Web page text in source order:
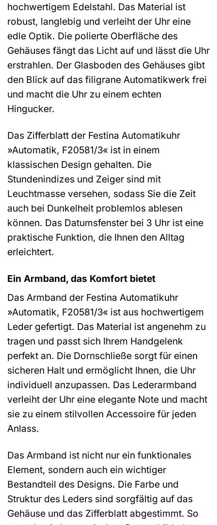
hochwertigem Edelstahl. Das Material ist
robust, langlebig und verleiht der Uhr eine
edle Optik. Die polierte Oberfläche des
Gehäuses fängt das Licht auf und lässt die Uhr
erstrahlen. Der Glasboden des Gehäuses gibt
den Blick auf das filigrane Automatikwerk frei
und macht die Uhr zu einem echten
Hingucker.
Das Zifferblatt der Festina Automatikuhr
»Automatik, F20581/3« ist in einem
klassischen Design gehalten. Die
Stundenindizes und Zeiger sind mit
Leuchtmasse versehen, sodass Sie die Zeit
auch bei Dunkelheit problemlos ablesen
können. Das Datumsfenster bei 3 Uhr ist eine
praktische Funktion, die Ihnen den Alltag
erleichtert.
Ein Armband, das Komfort bietet
Das Armband der Festina Automatikuhr
»Automatik, F20581/3« ist aus hochwertigem
Leder gefertigt. Das Material ist angenehm zu
tragen und passt sich Ihrem Handgelenk
perfekt an. Die Dornschließe sorgt für einen
sicheren Halt und ermöglicht Ihnen, die Uhr
individuell anzupassen. Das Lederarmband
verleiht der Uhr eine elegante Note und macht
sie zu einem stilvollen Accessoire für jeden
Anlass.
Das Armband ist nicht nur ein funktionales
Element, sondern auch ein wichtiger
Bestandteil des Designs. Die Farbe und
Struktur des Leders sind sorgfältig auf das
Gehäuse und das Zifferblatt abgestimmt. So